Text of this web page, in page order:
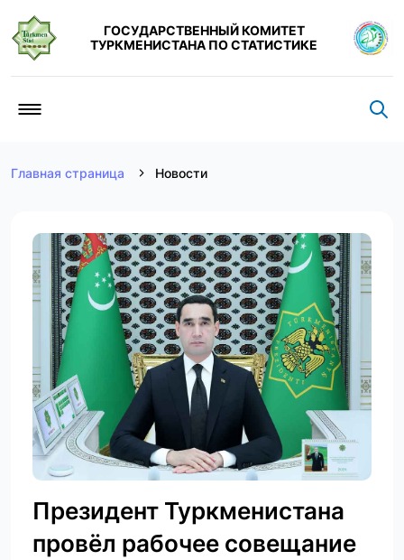
ГОСУДАРСТВЕННЫЙ КОМИТЕТ
ТУРКМЕНИСТАНА ПО СТАТИСТИКЕ
Главная страница Новости
Президент Туркменистана
провёл рабочее совещание